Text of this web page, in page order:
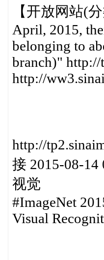
【开放网站(
April, 2015,
belonging to
branch)"
http://
http://
接 2015-08-14
视觉
#ImageNet
Visual